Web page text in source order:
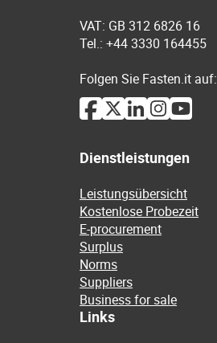
VAT: GB 312 6826 16
Tel.: +44 3330 164455
Folgen Sie Fasten.it auf:
Dienstleistungen
Leistungsübersicht
Kostenlose Probezeit
E-procurement
Surplus
Norms
Suppliers
Business for sale
Links